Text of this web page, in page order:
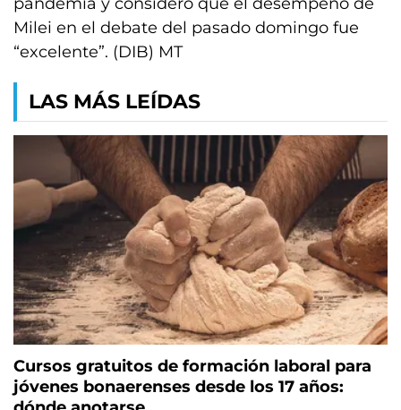
Milei en el debate del pasado domingo fue
“excelente”. (DIB) MT
LAS MÁS LEÍDAS
Cursos gratuitos de formación laboral para
jóvenes bonaerenses desde los 17 años: